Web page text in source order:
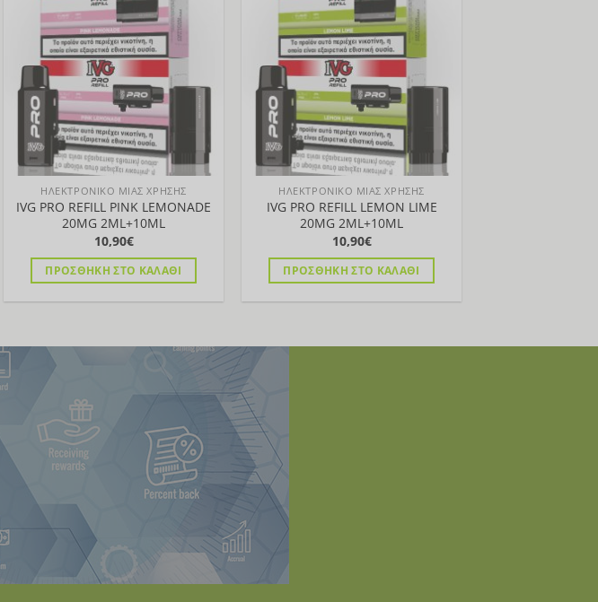
Προσθήκη
στη Λίστα
ΗΛΕΚΤΡΟΝΙΚΟ ΜΙΑΣ ΧΡΗΣΗΣ
IVG PRO REFILL PINK LEMONADE
20MG 2ML+10ML
10,90€
ΠΡΟΣΘΉΚΗ ΣΤΟ ΚΑΛΆΘΙ
Προσθήκη
στη Λίστα
ΗΛΕΚΤΡΟΝΙΚΟ ΜΙΑΣ ΧΡΗΣΗΣ
IVG PRO REFILL LEMON LIME
20MG 2ML+10ML
10,90€
ΠΡΟΣΘΉΚΗ ΣΤΟ ΚΑΛΆΘΙ